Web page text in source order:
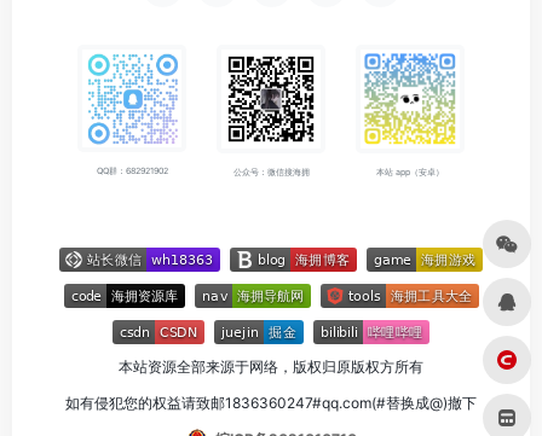
QQ群：682921902 公众号：微信搜海拥 本站 app（安卓）
本站资源全部来源于网络，版权归原版权方所有
如有侵犯您的权益请致邮1836360247#qq.com(#替换成@)撤下